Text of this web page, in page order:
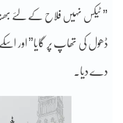
” ٹیکس نہیں فلاح کے لئے
ڈھول کی تھاپ پر گایا” اور
دے دیا۔